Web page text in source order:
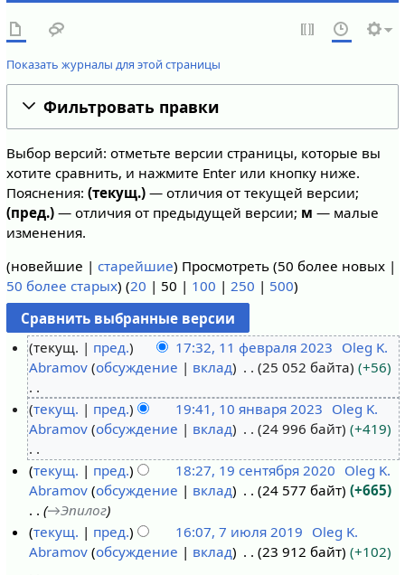
Показать журналы для этой страницы
Фильтровать правки
Выбор версий: отметьте версии страницы, которые вы
хотите сравнить, и нажмите Enter или кнопку ниже.
Пояснения: (текущ.)— отличия от текущей версии;
(пред.)— отличия от предыдущей версии; м — малые
изменения.
(новейшие | старейшие) Просмотреть (50 более новых|
50 более старых) (20 | 50 | 100 | 250 | 500)
ф
р
я
текущ. пред. 17:32, 11 февраля 2023 Oleg K.
Abramov обсуждение вклад 25 052 байта +56
Н
е
о
п
с
а
я
а
текущ. пред. 19:41, 10 января 2023 Oleg K.
Abramov обсуждение вклад 24 996 байт +419
Н
е
о
п
с
текущ. пред. 18:27, 19 сентября 2020 Oleg K.
Abramov обсуждение вклад 24 577 байт
+665
→Эпилог
текущ. пред. 16:07, 7 июля 2019 Oleg K.
Abramov обсуждение вклад 23 912 байт +102